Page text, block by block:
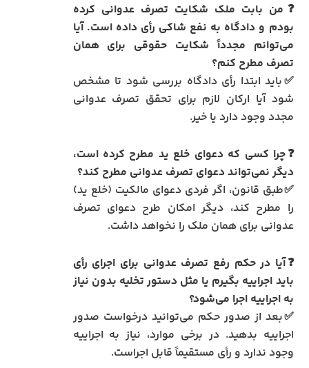
❓من بابت ملک شکایت تصرف عدوانی کرده
بودم و دادگاه به نفع شاکی رأی داده است. آیا
می‌توانم مجدداً شکایت حقوقی برای همان
تصرف مطرح کنم؟
✅باید ابتدا رأی دادگاه بررسی شود تا مشخص
شود آیا ارکان لازم برای تحقق تصرف عدوانی
مجدد وجود دارد یا خیر.
❓چرا کسی که دعوای خلع ید مطرح کرده است،
دیگر نمی‌تواند دعوای تصرف عدوانی مطرح کند؟
✅طبق قانون، اگر فردی دعوای مالکیت (خلع ید)
را مطرح کند، دیگر امکان طرح دعوای تصرف
عدوانی برای همان ملک را نخواهد داشت.
❓آیا در حکم رفع تصرف عدوانی برای اجرای رأی
باید اجراییه بگیرم یا مثل دستور تخلیه بدون نیاز
به اجراییه اجرا می‌شود؟
✅بعد از صدور حکم می‌توانید درخواست صدور
اجراییه بدهید. در برخی موارد، نیاز به اجراییه
وجود ندارد و رأی مستقیماً قابل اجراست.